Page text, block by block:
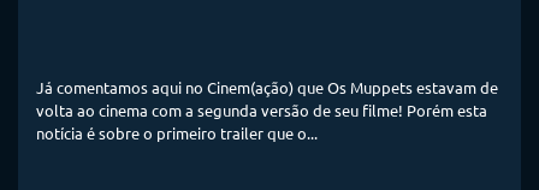
Já comentamos aqui no Cinem(ação) que Os Muppets estavam de
volta ao cinema com a segunda versão de seu filme! Porém esta
notícia é sobre o primeiro trailer que o...